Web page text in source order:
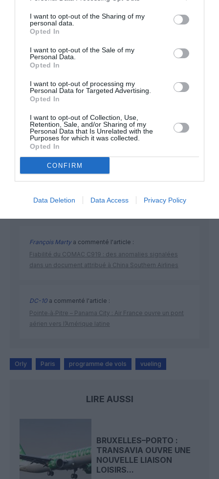
I want to opt-out of the Sharing of my
personal data.
Opted In
I want to opt-out of the Sale of my
Personal Data.
Opted In
I want to opt-out of processing my
Personal Data for Targeted Advertising.
Opted In
I want to opt-out of Collection, Use,
Retention, Sale, and/or Sharing of my
Personal Data that Is Unrelated with the
Purposes for which it was collected.
Opted In
CONFIRM
Data Deletion Data Access Privacy Policy
développement !
NOUS SOUTENIR
DERNIERS COMMENTAIRES
François Martya commenté l'article :
Fiabilité du COMAC C919 : des anomalies signalées
dans un document attribué à China Southern Airlines
DC-10 a commenté l'article :
Pointe‑à‑Pitre – Panama City : Air France ouvre un pont
aérien vers l’Amérique latine
Orly Paris programme de vols vueling
LIRE AUSSI
BRUXELLES–PORTO :
TRANSAVIA OUVRE UNE
NOUVELLE LIAISON
LOISIRS...